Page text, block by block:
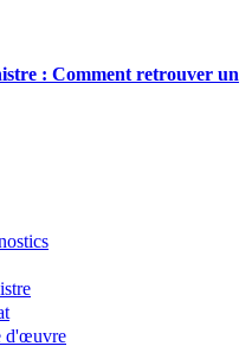
: Comment retrouver un
d'œuvre